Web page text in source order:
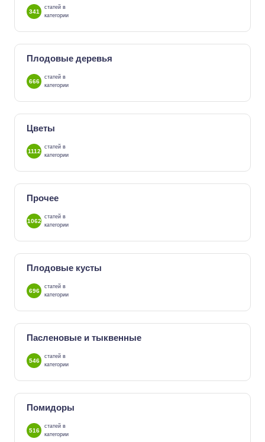
341
статей в
категории
Плодовые деревья
666
статей в
категории
Цветы
1112
статей в
категории
Прочее
1062
статей в
категории
Плодовые кусты
696
статей в
категории
Пасленовые и тыквенные
546
статей в
категории
Помидоры
516
статей в
категории